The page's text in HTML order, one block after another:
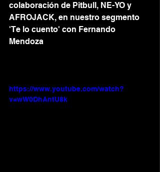
colaboración de Pitbull, NE-YO y
AFROJACK, en nuestro segmento
'Te lo cuento' con Fernando
Mendoza
https://www.youtube.com/watch?
v=wW0DhAntU8k